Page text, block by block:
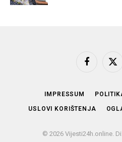
Facebook
X
IMPRESSUM
USLOVI KORIŠTENJA
© 2026 Vijesti24h.online.